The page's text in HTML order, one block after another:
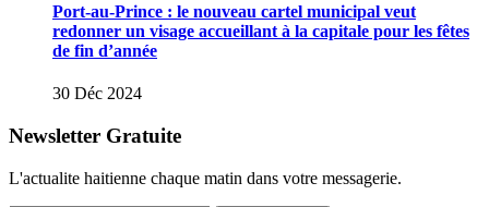
Port-au-Prince : le nouveau cartel municipal veut
redonner un visage accueillant à la capitale pour les fêtes
de fin d’année
30 Déc 2024
Newsletter Gratuite
L'actualite haitienne chaque matin dans votre messagerie.